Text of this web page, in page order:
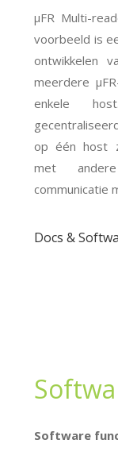
μFR Multi-
voorbeeld is
ontwikkelen
meerdere
enkele
op één host
met
communicatie
Docs &
Software